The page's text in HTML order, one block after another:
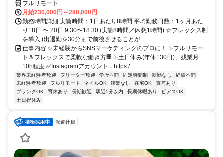
フルリモート
月給230,000円～280,000円
勤務時間詳細 実働時間：1日あたり8時間 平均勤務日数：1ヶ月あた
り18日 〜 20日 9:30〜18:30 (実働8時間／休憩1時間) ☆フレックス制
を導入 (出退勤を30分まで前後させることが...
仕事内容 ✨未経験からSNSマーケティングのプロに！ ✨フルリモー
ト＆フレックスで柔軟な働き方🏢 ✨土日休み(年休130日)、残業月
10h程度 ✅Instagramアカウント ↓ https:/...
業界未経験者歓迎 フリーター歓迎 学歴不問 固定時間制 転勤なし
経験不問
未経験者歓迎
フルリモート ネイルOK 残業なし 在宅OK
賞与あり
ブランクOK
育休あり 長期歓迎 駅近5分以内 長期休暇あり
ピアスOK
土日祝休み
派遣社員